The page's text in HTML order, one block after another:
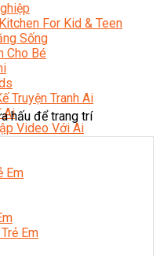
For Kid & Teen
Sống
Cho Bé
Truyện Tranh Ai
Ai
Video Với Ai
Em
Em
hấu để trang trí